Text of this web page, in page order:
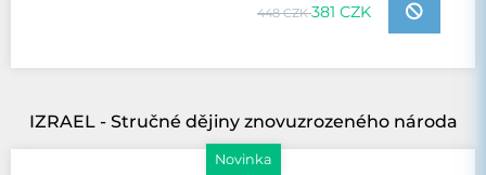
448 CZK381 CZK
Novinka
IZRAEL - Stručné dějiny znovuzrozeného národa